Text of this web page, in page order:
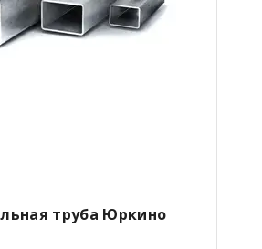
труба Юркино